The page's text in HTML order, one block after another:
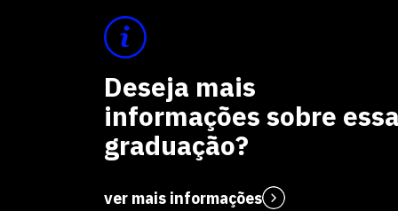
Deseja mais
informações sobre
graduação?
ver mais informações